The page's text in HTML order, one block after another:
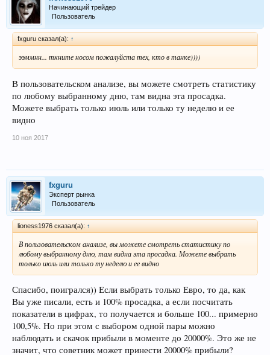
Начинающий трейдер
Пользователь
fxguru сказал(а): ↑
ээммнн... ткните носом пожалуйста тех, кто в танке))))
В пользовательском анализе, вы можете смотреть статистику
по любому выбранному дню, там видна эта просадка.
Можете выбрать только июль или только ту неделю и ее
видно
10 ноя 2017
fxguru
Эксперт рынка
Пользователь
lioness1976 сказал(а): ↑
В пользовательском анализе, вы можете смотреть статистику по
любому выбранному дню, там видна эта просадка. Можете выбрать
только июль или только ту неделю и ее видно
Спасибо, поигрался)) Если выбрать только Евро, то да, как
Вы уже писали, есть и 100% просадка, а если посчитать
показатели в цифрах, то получается и больше 100... примерно
100,5%. Но при этом с выбором одной пары можно
наблюдать и скачок прибыли в моменте до 20000%. Это же не
значит, что советник может принести 20000% прибыли?